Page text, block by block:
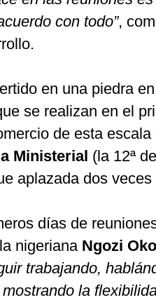
con todo”,
en una piedra
se realizan en el
de esta
Ministerial (la 12ª
aplazada dos
días de
nigeriana Ngozi
trabajando,
la